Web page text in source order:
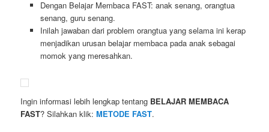
Dengan Belajar Membaca FAST: anak senang, orangtua
senang, guru senang.
Inilah jawaban dari problem orangtua yang selama ini kerap
menjadikan urusan belajar membaca pada anak sebagai
momok yang meresahkan.
Ingin informasi lebih lengkap tentang BELAJAR MEMBACA
FAST? Silahkan klik:METODE FAST.